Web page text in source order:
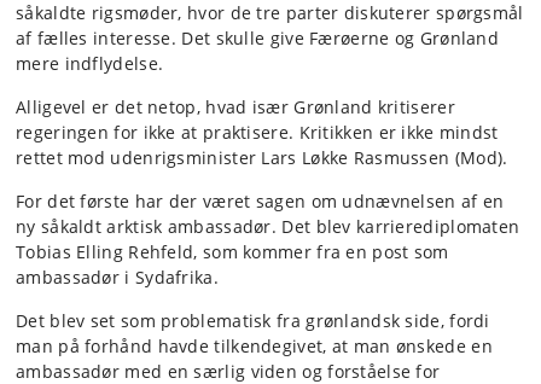
såkaldte rigsmøder, hvor de tre parter diskuterer spørgsmål
af fælles interesse. Det skulle give Færøerne og Grønland
mere indflydelse.
Alligevel er det netop, hvad især Grønland kritiserer
regeringen for ikke at praktisere. Kritikken er ikke mindst
rettet mod udenrigsminister Lars Løkke Rasmussen (Mod).
For det første har der været sagen om udnævnelsen af en
ny såkaldt arktisk ambassadør. Det blev karrierediplomaten
Tobias Elling Rehfeld, som kommer fra en post som
ambassadør i Sydafrika.
Det blev set som problematisk fra grønlandsk side, fordi
man på forhånd havde tilkendegivet, at man ønskede en
ambassadør med en særlig viden og forståelse for